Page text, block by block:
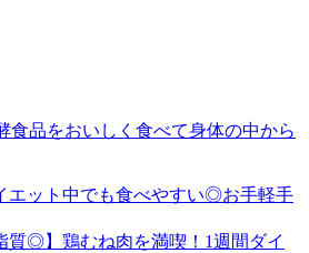
食品をおいしく食べて身体の中から
エット中でも食べやすい◎お手軽手
質◎】鶏むね肉を満喫！1週間ダイ